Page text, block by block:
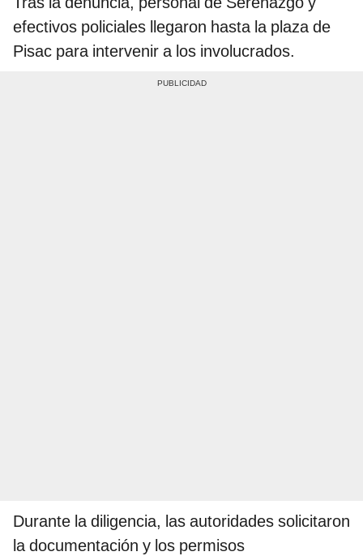
efectivos policiales llegaron hasta la plaza de
Pisac para intervenir a los involucrados.
Durante la diligencia, las autoridades solicitaron
la documentación y los permisos